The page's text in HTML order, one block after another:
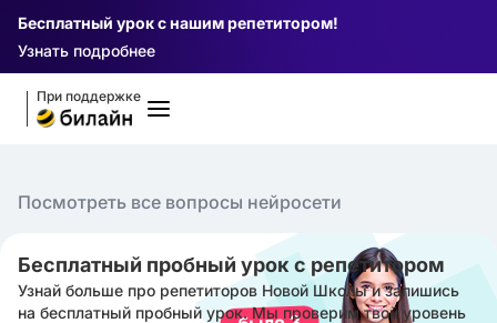
Бесплатный урок с нашим репетитором!
Узнать подробнее
При поддержке
Посмотреть все вопросы нейросети
Бесплатный пробный урок с репетитором
Узнай больше про репетиторов Новой Школы и запишись
на бесплатный пробный урок. Мы проверим твой уровень